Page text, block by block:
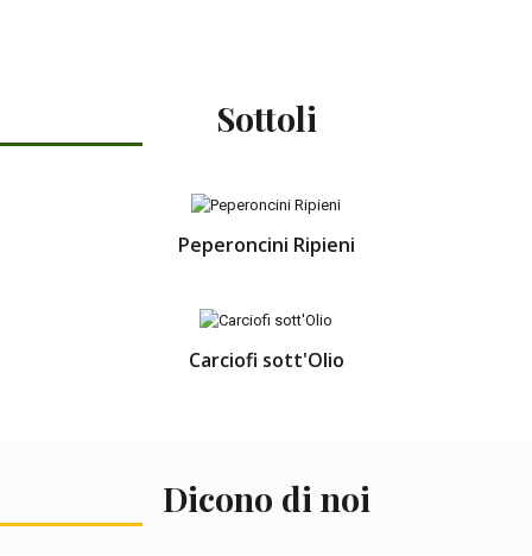
Sottoli
Peperoncini Ripieni
Carciofi sott'Olio
Dicono di noi